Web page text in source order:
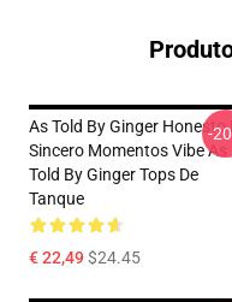
As Told By Ginger Honesto
Sincero Momentos Vibe As
Told By Ginger Tops De
Tanque
€ 22,49$24.45
-